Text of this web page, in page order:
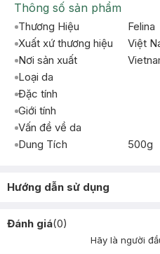
Thông số sản phẩm
Thương Hiệu
Felina
Xuất xứ thương hiệu
Việt
Nơi sản xuất
Loại da
Đặc tính
Giới tính
Vấn đề về da
Dung Tích
500g
Hướng dẫn sử dụng
Đánh giá(0)
Hãy là người